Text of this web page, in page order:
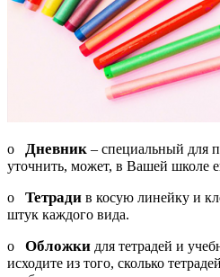
o Дневник – специальный для
уточнить, может, в Вашей школе
o Тетради в косую линейку и
штук каждого вида.
o Обложки для тетрадей и
исходите из того, сколько